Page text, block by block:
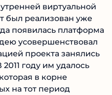
виртуальной
был реализован уже
появилась платформа
усовершенствовал
проекта занялись
году им удалось
в корне
на тот период